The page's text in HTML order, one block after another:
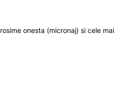
onesta (micronaj) si cele mai